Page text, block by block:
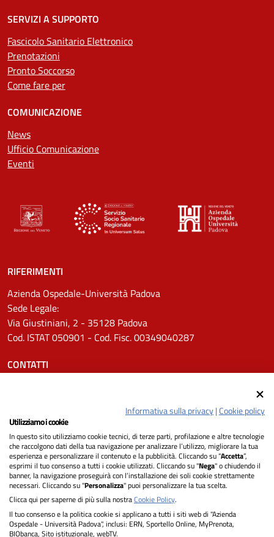
SERVIZI A SUPPORTO
Fascicolo Sanitario Elettronico
Prenotazioni
Pronto Soccorso
Come fare per
COMUNICAZIONE
News
Ufficio Comunicazione
Eventi
RIFERIMENTI
Azienda Ospedale-Università Padova
Sede Legale:
Via Giustiniani, 2 - 35128 Padova
Cod. ISTAT 050901 - Cod. Fisc. 00349040287
CONTATTI
Pec: protocollo.aopd@pecveneto.it
SEGUICI SU
Privacy
Dichiarazione di Accessibilità
Informativa sulla privacy|Cookie policy
Utilizziamo i cookie
In questo sito utilizziamo cookie tecnici, di terze parti, profilazione e altre tecnologie
che raccolgono dati della tua navigazione per analizzare l’utilizzo, migliorare la tua
esperienza e personalizzare il contenuto e la pubblicità. Cliccando su “Accetta”,
esprimi il tuo consenso a tutti i cookie utilizzati. Cliccando su "Nega" o chiudendo il
banner, la navigazione proseguirà con l’installazione dei soli cookie strettamente
necessari. Cliccando su "Personalizza" puoi personalizzare la tua scelta.
Clicca qui per saperne di più sulla nostraCookie Policy.
Il tuo consenso e la politica cookie si applicano a tutti i siti web di "Azienda
Ospedale - Università Padova", inclusi: ERN, Sportello Online, MyPrenota,
BIObanca, Sito istituzionale, webTV.